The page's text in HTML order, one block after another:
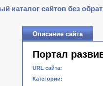
каталог сайтов без
Описание сайта
Портал
URL сайта:
Категории: